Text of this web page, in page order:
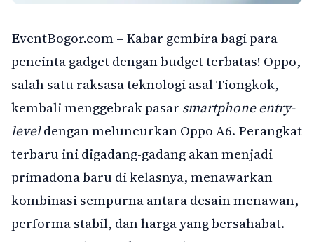
EventBogor.com – Kabar gembira bagi para
pencinta gadget dengan budget terbatas! Oppo,
salah satu raksasa teknologi asal Tiongkok,
kembali menggebrak pasar smartphone entry-
leveldengan meluncurkan Oppo A6. Perangkat
terbaru ini digadang-gadang akan menjadi
primadona baru di kelasnya, menawarkan
kombinasi sempurna antara desain menawan,
performa stabil, dan harga yang bersahabat.